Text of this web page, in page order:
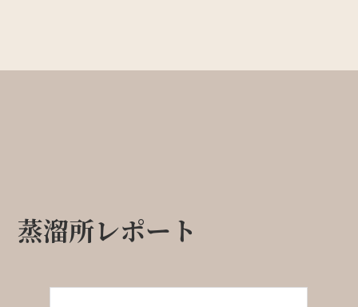
蒸溜所レポート